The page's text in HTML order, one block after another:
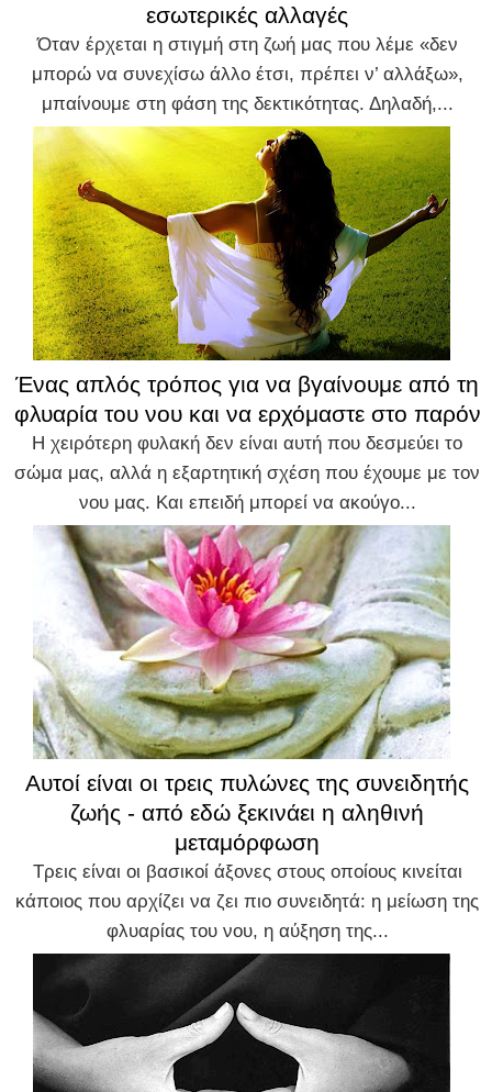
εσωτερικές αλλαγές
Όταν έρχεται η στιγμή στη ζωή μας που λέμε «δεν
μπορώ να συνεχίσω άλλο έτσι, πρέπει ν’ αλλάξω»,
μπαίνουμε στη φάση της δεκτικότητας. Δηλαδή,...
Ένας απλός τρόπος για να βγαίνουμε από τη
φλυαρία του νου και να ερχόμαστε στο παρόν
Η χειρότερη φυλακή δεν είναι αυτή που δεσμεύει το
σώμα μας, αλλά η εξαρτητική σχέση που έχουμε με τον
νου μας. Και επειδή μπορεί να ακούγο...
Αυτοί είναι οι τρεις πυλώνες της συνειδητής
ζωής - από εδώ ξεκινάει η αληθινή
μεταμόρφωση
Τρεις είναι οι βασικοί άξονες στους οποίους κινείται
κάποιος που αρχίζει να ζει πιο συνειδητά: η μείωση της
φλυαρίας του νου, η αύξηση της...